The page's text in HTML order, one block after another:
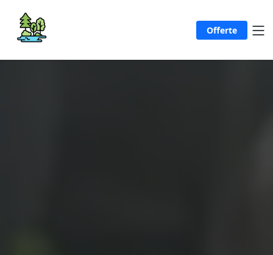
Offerte